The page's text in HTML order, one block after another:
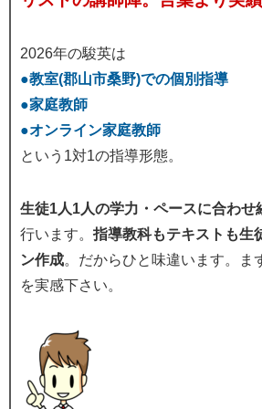
2026年の駿英は
●教室(郡山市桑野)での個別指導
●家庭教師
●オンライン家庭教師
という1対1の指導形態。
生徒1人1人の学力・ペースに合わせ
行います。 指導教科もテキストも生
ン作成。だからひと味違います。ま
を実感下さい。